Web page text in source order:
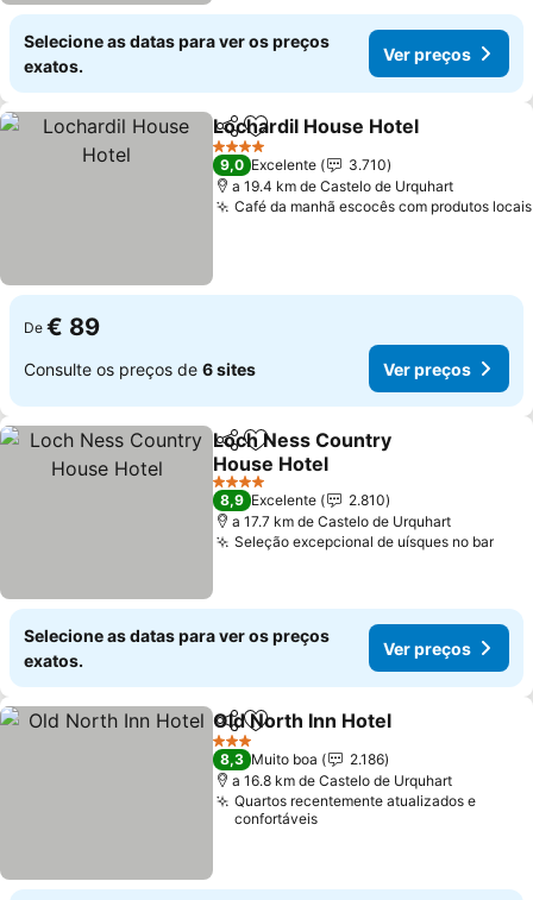
Selecione as datas para ver os preços
exatos.
Ver preços
PartilharAdicionar aos favoritos
Lochardil House Hotel
4 Estrelas
9,0 Excelente
3.710
a 19.4 km de Castelo de Urquhart
Café da manhã escocês com produtos locais
De € 89
Consulte os preços de 6 sites Ver preços
PartilharAdicionar aos favoritos
Loch Ness Country
House Hotel
Ver preços
4 Estrelas
8,9 Excelente
2.810
a 17.7 km de Castelo de Urquhart
Seleção excepcional de uísques no barVer
Selecione as datas para ver os preços
exatos.
Ver preços
PartilharAdicionar aos favoritos
Old North Inn Hotel
3 Estrelas
8,3 Muito boa
2.186
a 16.8 km de Castelo de Urquhart
Quartos recentemente atualizados e
confortáveis